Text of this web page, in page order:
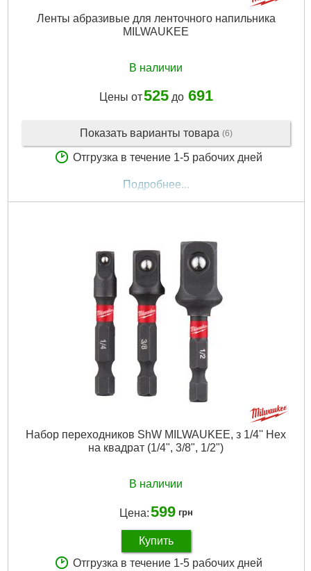
Ленты абразивые для ленточного напильника
MILWAUKEE
В наличии
Цены от525до 691
Показать варианты товара (6)
Отгрузка в течение 1-5 рабочих дней
Подробнее...
Набор переходников ShW MILWAUKEE, з 1/4'' Hex
на квадрат (1/4", 3/8", 1/2")
В наличии
Цена:599 грн
Купить
Отгрузка в течение 1-5 рабочих дней